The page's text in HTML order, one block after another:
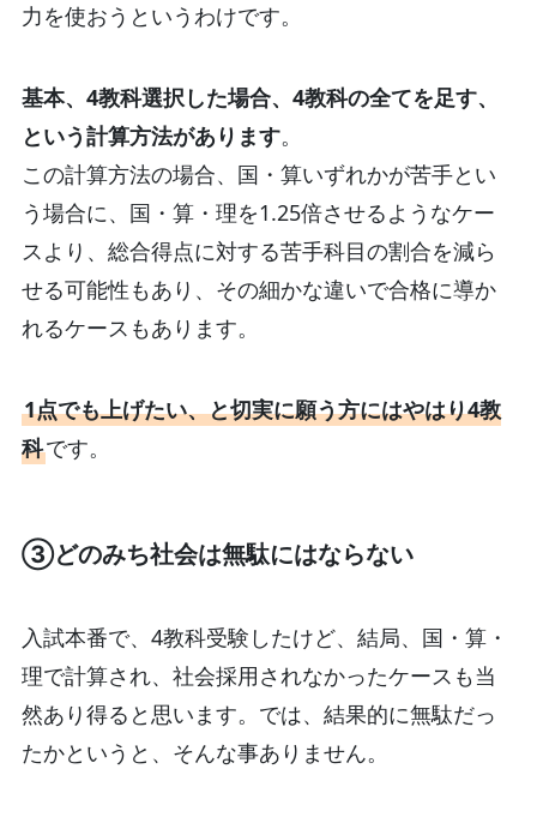
力を使おうというわけです。
基本、4教科選択した場合、4教科の全てを足す、
という計算方法があります。
この計算方法の場合、国・算いずれかが苦手とい
う場合に、国・算・理を1.25倍させるようなケー
スより、総合得点に対する苦手科目の割合を減ら
せる可能性もあり、その細かな違いで合格に導か
れるケースもあります。
1点でも上げたい、と切実に願う方にはやはり4教
科です。
③どのみち社会は無駄にはならない
入試本番で、4教科受験したけど、結局、国・算・
理で計算され、社会採用されなかったケースも当
然あり得ると思います。では、結果的に無駄だっ
たかというと、そんな事ありません。